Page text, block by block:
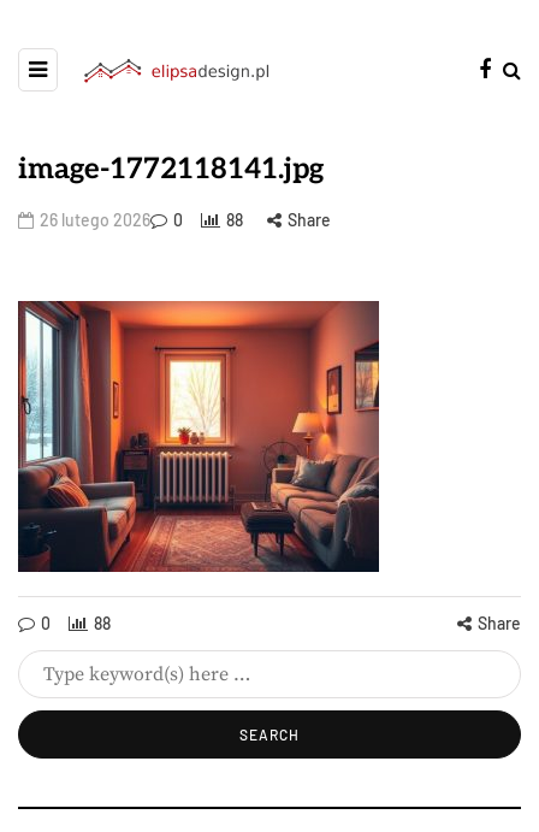
image-1772118141.jpg
26 lutego 2026 0 88 Share
0 88 Share